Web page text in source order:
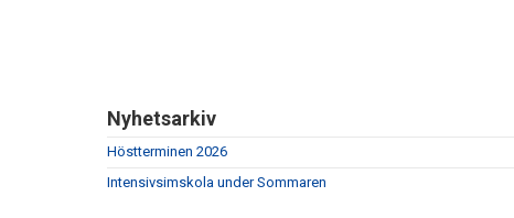
Nyhetsarkiv
Höstterminen 2026
Intensivsimskola under Sommaren